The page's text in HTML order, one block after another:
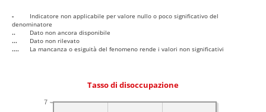
-
Indicatore non applicabile per valore nullo o poco significativo del
denominatore
..
Dato non ancora disponibile
...
Dato non rilevato
....
La mancanza o esiguità del fenomeno rende i valori non significativi
Tasso di disoccupazione
7